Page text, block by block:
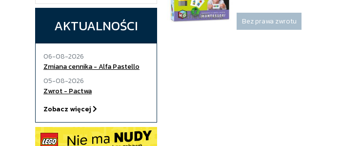
AKTUALNOŚCI
06-08-2026
Zmiana cennika - Alfa Pastello
05-08-2026
Zwrot - Pactwa
Zobacz więcej
Bez prawa zwrotu